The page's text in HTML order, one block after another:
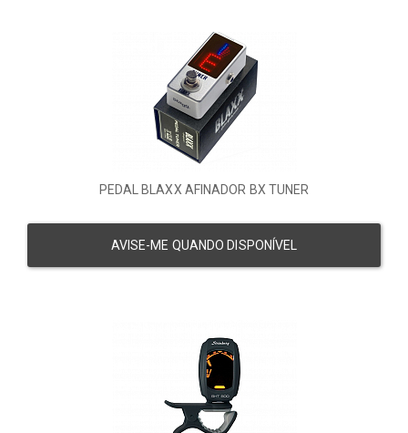
PEDAL BLAXX AFINADOR BX TUNER
AVISE-ME QUANDO DISPONÍVEL